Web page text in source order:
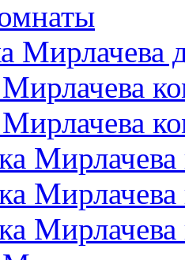
Мирлачева
Мирлачева
Мирлачева